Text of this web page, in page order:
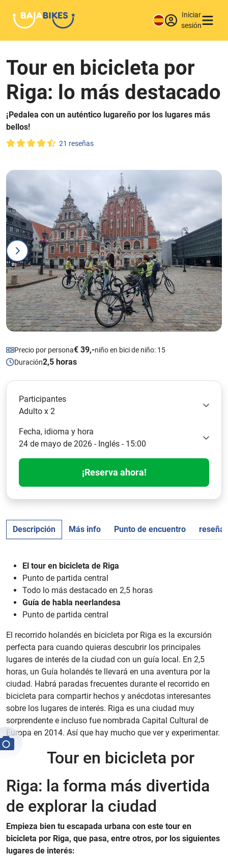
Iniciar
sesión
Tour en bicicleta por
Riga: lo más destacado
¡Pedalea con un auténtico lugareño por los lugares más
bellos!
21 reseñas
Precio por persona€ 39,-niño en bici de niño: 15
Duración2,5 horas
Participantes
Adulto x 2
Fecha, idioma y hora
24 de mayo de 2026 - Inglés - 15:00
¡Reserva ahora!
Descripción Más info Punto de encuentro reseñas
El tour en bicicleta de Riga
Punto de partida central
Todo lo más destacado en 2,5 horas
Guía de habla neerlandesa
Punto de partida central
El recorrido holandés en bicicleta por Riga es la excursión
perfecta para cuando quieras descubrir los principales
lugares de interés de la ciudad con un guía local. En 2,5
horas, un Guía holandés te llevará en una aventura por la
ciudad. Habrá paradas frecuentes durante el recorrido en
bicicleta para compartir hechos y anécdotas interesantes
sobre los lugares de interés. Riga es una ciudad muy
sorprendente e incluso fue nombrada Capital Cultural de
Europa en 2014. Así que hay mucho que ver y experimentar.
Tour en bicicleta por
Riga: la forma más divertida
de explorar la ciudad
Empieza bien tu escapada urbana con este tour en
bicicleta por Riga, que pasa, entre otros, por los siguientes
lugares de interés: